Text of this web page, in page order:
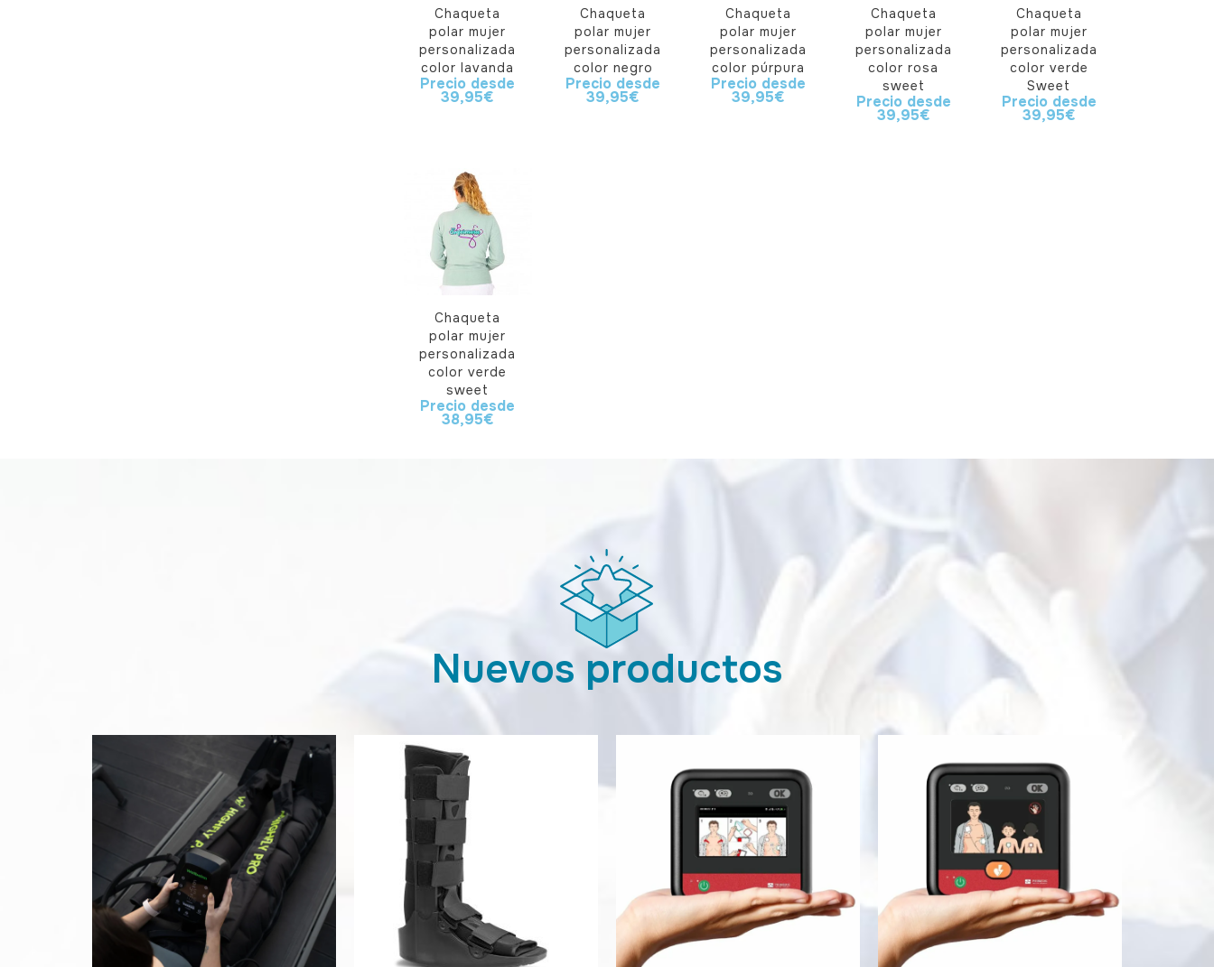
Chaqueta
polar mujer
personalizada
color lavanda
Precio desde
39,95€
Chaqueta
polar mujer
personalizada
color negro
Precio desde
39,95€
Chaqueta
polar mujer
personalizada
color púrpura
Precio desde
39,95€
Chaqueta
polar mujer
personalizada
color rosa
sweet
Precio desde
39,95€
Chaqueta
polar mujer
personalizada
color verde
Sweet
Precio desde
39,95€
Chaqueta
polar mujer
personalizada
color verde
sweet
Precio desde
38,95€
Nuevos productos